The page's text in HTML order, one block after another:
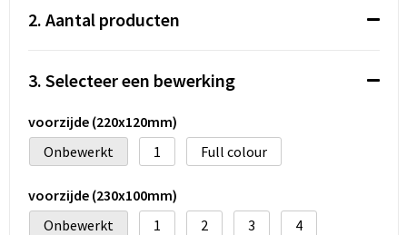
Laptop hoezen en tassen
Autotassen
Matrozentassen
Kledingtassen
Rugzakken
2. Aantal producten
3. Selecteer een bewerking
voorzijde (220x120mm)
Onbewerkt
1 Full colour
voorzijde (230x100mm)
Onbewerkt
1 2 3 4